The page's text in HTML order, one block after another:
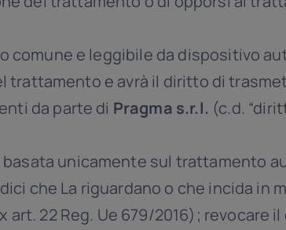
comune e leggibile da dispositivo
trattamento e avrà il diritto di
da parte di Pragma s.r.l. (c.d.
unicamente sul trattamento
che La riguardano o che incida in
22 Reg. Ue 679/2016); revocare